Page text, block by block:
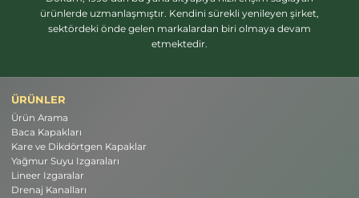
ürünlerde uzmanlaşmıştır. Kendini sürekli yenileyen şirket,
sektördeki önde gelen markalardan biri olmaya devam
etmektedir.
ÜRÜNLER
Ürün Arama
Baca Kapakları
Kare ve Dikdörtgen Kapaklar
Yağmur Suyu Izgaraları
Lineer Izgaralar
Drenaj Kanalları